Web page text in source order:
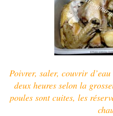
Poivrer, saler, couvrir
deux heures selon la
poules sont cuites, les